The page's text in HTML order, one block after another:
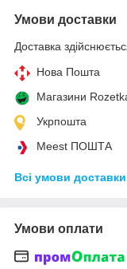
Умови доставки
Доставка
Нова Пошта
Магазини
Укрпошта
Meest ПОШТА
Всі умови доставки
Умови оплати